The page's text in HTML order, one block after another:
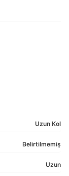
Uzun Kol
Belirtilmemiş
Uzun